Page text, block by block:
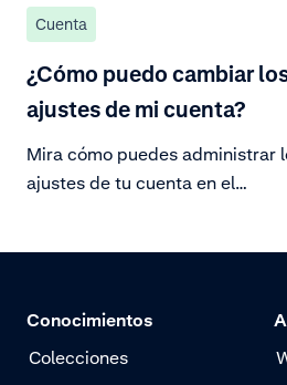
Cuenta
¿Cómo puedo cambiar
ajustes de mi cuenta?
Mira cómo puedes administrar
ajustes de tu cuenta en el
Conocimientos
Colecciones